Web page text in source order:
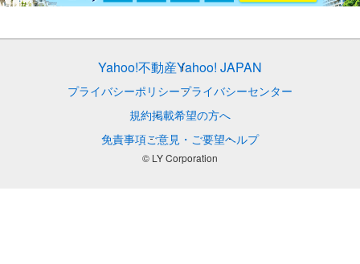
Yahoo!不動産Yahoo! JAPAN
プライバシーポリシープライバシーセンター
規約掲載希望の方へ
免責事項ご意見・ご要望ヘルプ
© LY Corporation